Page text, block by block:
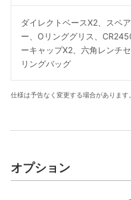
ダイレクトベースX2、スペ
ー、Oリンググリス、
ーキャップX2、六角レンチ
リングバッグ
仕様は予告なく変更する場合があります
オプション